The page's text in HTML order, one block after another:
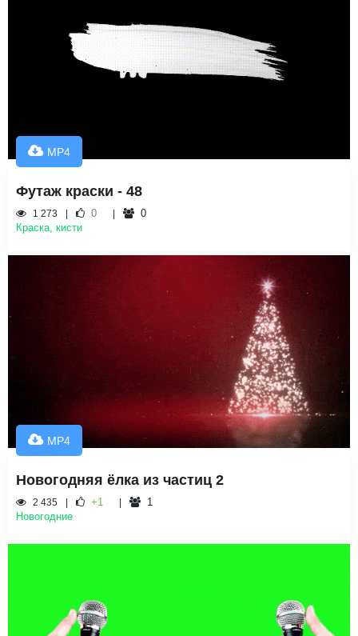
MP4
Футаж краски - 48
1 273 0
0
Краска, кисти
MP4
Новогодняя ёлка из частиц 2
2 435 +1
1
Новогодние